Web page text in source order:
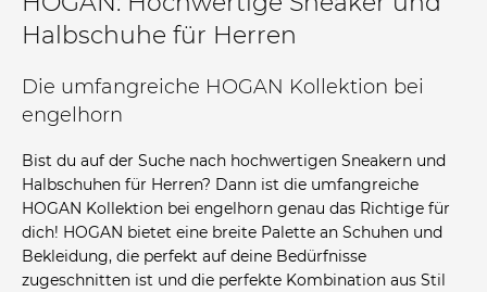
Halbschuhe für Herren
Die umfangreiche HOGAN Kollektion bei
engelhorn
Bist du auf der Suche nach hochwertigen Sneakern und
Halbschuhen für Herren? Dann ist die umfangreiche
HOGAN Kollektion bei engelhorn genau das Richtige für
dich! HOGAN bietet eine breite Palette an Schuhen und
Bekleidung, die perfekt auf deine Bedürfnisse
zugeschnitten ist und die perfekte Kombination aus Stil